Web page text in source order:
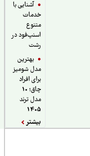
آشنایی با
خدمات
اسنپ‌فود در
بهترین
مدل شومیز
برای افراد
چاق؛ 10
مدل ترند